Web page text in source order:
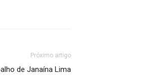
Próximo artigo
de Janaína Lima